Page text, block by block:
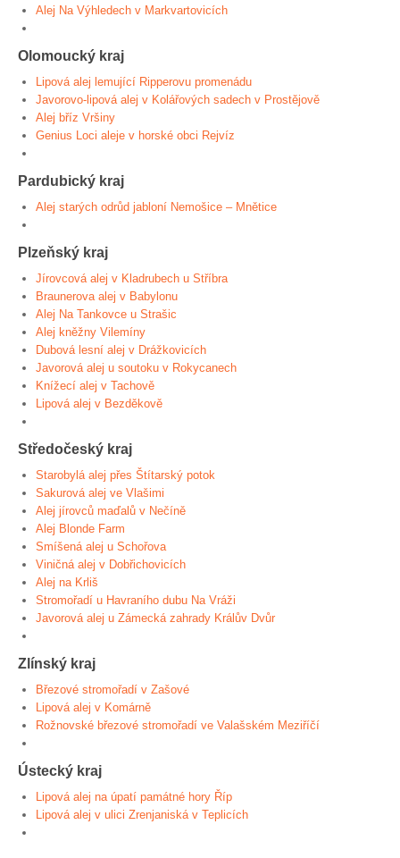
Alej Na Výhledech v Markvartovicích
Olomoucký kraj
Lipová alej lemující Ripperovu promenádu
Javorovo-lipová alej v Kolářových sadech v Prostějově
Alej bříz Vršiny
Genius Loci aleje v horské obci Rejvíz
Pardubický kraj
Alej starých odrůd jabloní Nemošice – Mnětice
Plzeňský kraj
Jírovcová alej v Kladrubech u Stříbra
Braunerova alej v Babylonu
Alej Na Tankovce u Strašic
Alej kněžny Vilemíny
Dubová lesní alej v Drážkovicích
Javorová alej u soutoku v Rokycanech
Knížecí alej v Tachově
Lipová alej v Bezděkově
Středočeský kraj
Starobylá alej přes Štítarský potok
Sakurová alej ve Vlašimi
Alej jírovců maďalů v Nečíně
Alej Blonde Farm
Smíšená alej u Schořova
Viničná alej v Dobřichovicích
Alej na Krliš
Stromořadí u Havraního dubu Na Vráži
Javorová alej u Zámecká zahrady Králův Dvůr
Zlínský kraj
Březové stromořadí v Zašové
Lipová alej v Komárně
Rožnovské březové stromořadí ve Valašském Meziříčí
Ústecký kraj
Lipová alej na úpatí památné hory Říp
Lipová alej v ulici Zrenjaniská v Teplicích